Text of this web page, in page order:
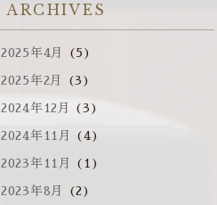
ARCHIVES
2025年4月 (5)
2025年2月 (3)
2024年12月 (3)
2024年11月 (4)
2023年11月 (1)
2023年8月 (2)